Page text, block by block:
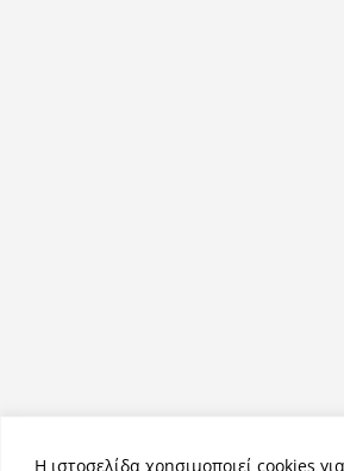
Η ιστοσελίδα χρησιμοποιεί cookies